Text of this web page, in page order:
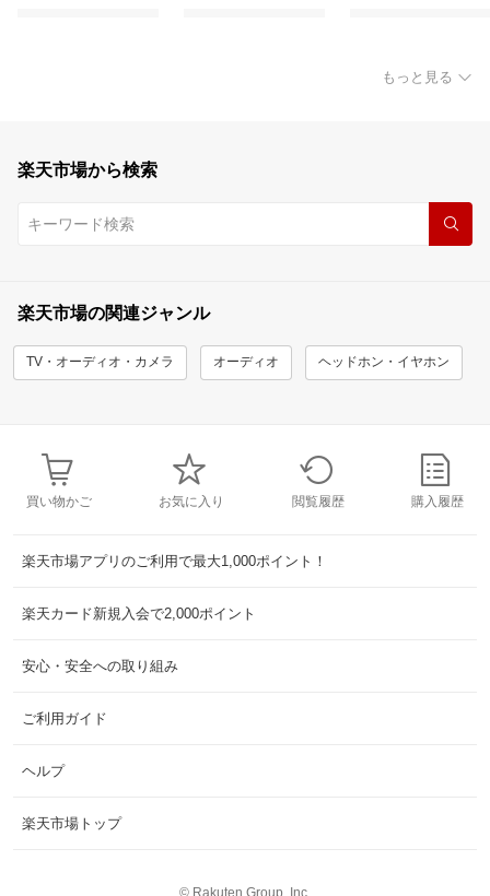
もっと見る
楽天市場から検索
楽天市場の関連ジャンル
TV・オーディオ・カメラ オーディオ ヘッドホン・イヤホン
買い物かご お気に入り 閲覧履歴 購入履歴
楽天市場アプリのご利用で最大1,000ポイント！
楽天カード新規入会で2,000ポイント
安心・安全への取り組み
ご利用ガイド
ヘルプ
楽天市場トップ
© Rakuten Group, Inc.